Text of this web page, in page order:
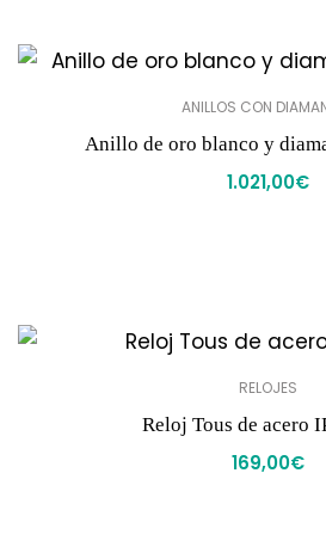
ANILLOS CON
Anillo de oro blanco y
1.021,00€
RELOJES
Reloj Tous de acero
169,00€